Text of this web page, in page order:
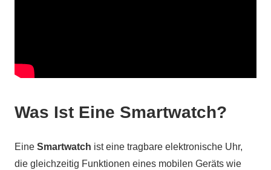
Was Ist Eine Smartwatch?
Eine Smartwatch ist eine tragbare elektronische Uhr,
die gleichzeitig Funktionen eines mobilen Geräts wie